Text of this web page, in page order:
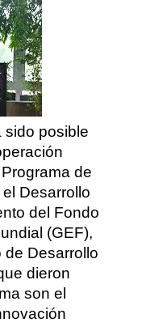
sido posible
de
Desarrollo
del Fondo
(GEF),
de Desarrollo
dieron
son el